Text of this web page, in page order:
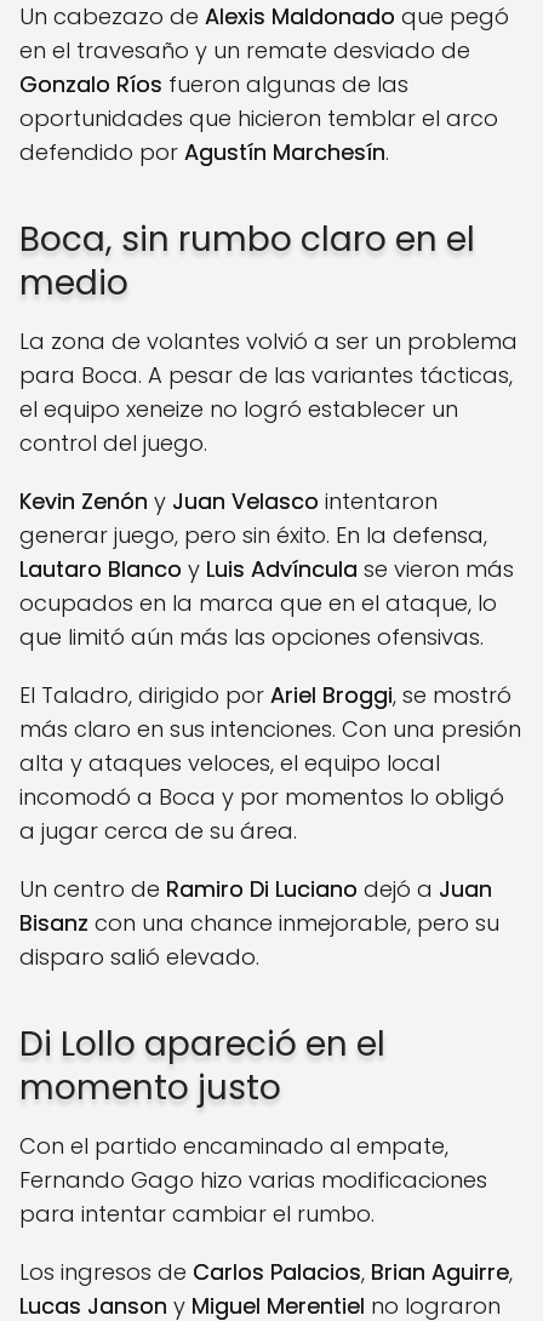
Un cabezazo de Alexis Maldonado que pegó
en el travesaño y un remate desviado de
Gonzalo Ríos fueron algunas de las
oportunidades que hicieron temblar el arco
defendido por Agustín Marchesín.
Boca, sin rumbo claro en el
medio
La zona de volantes volvió a ser un problema
para Boca. A pesar de las variantes tácticas,
el equipo xeneize no logró establecer un
control del juego.
Kevin Zenón y Juan Velasco intentaron
generar juego, pero sin éxito. En la defensa,
Lautaro Blanco y Luis Advíncula se vieron más
ocupados en la marca que en el ataque, lo
que limitó aún más las opciones ofensivas.
El Taladro, dirigido por Ariel Broggi, se mostró
más claro en sus intenciones. Con una presión
alta y ataques veloces, el equipo local
incomodó a Boca y por momentos lo obligó
a jugar cerca de su área.
Un centro de Ramiro Di Luciano dejó a Juan
Bisanz con una chance inmejorable, pero su
disparo salió elevado.
Di Lollo apareció en el
momento justo
Con el partido encaminado al empate,
Fernando Gago hizo varias modificaciones
para intentar cambiar el rumbo.
Los ingresos de Carlos Palacios, Brian Aguirre,
Lucas Janson y Miguel Merentiel no lograron